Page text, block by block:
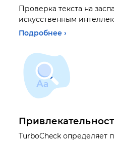
Проверка текста на
искусственным
Подробнее ›
TurboCheck определяет